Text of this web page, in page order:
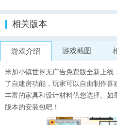
相关版本
游戏介绍 游戏截图
米加小镇世界无广告免费版全新上
了自建房功能，玩家可以自由制作喜
丰富的家具和设计材料供您选择。
版本的安装包吧！